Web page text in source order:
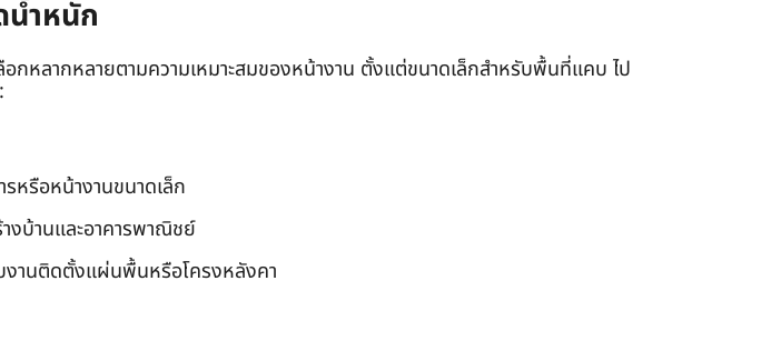
น้ำหนัก
อกหลากหลายตามความเหมาะสมของหน้างาน ตั้งแต่ขนาดเล็กสำหรับพื้นที่แคบ ไป
รหรือหน้างานขนาดเล็ก
งบ้านและอาคารพาณิชย์
านติดตั้งแผ่นพื้นหรือโครงหลังคา